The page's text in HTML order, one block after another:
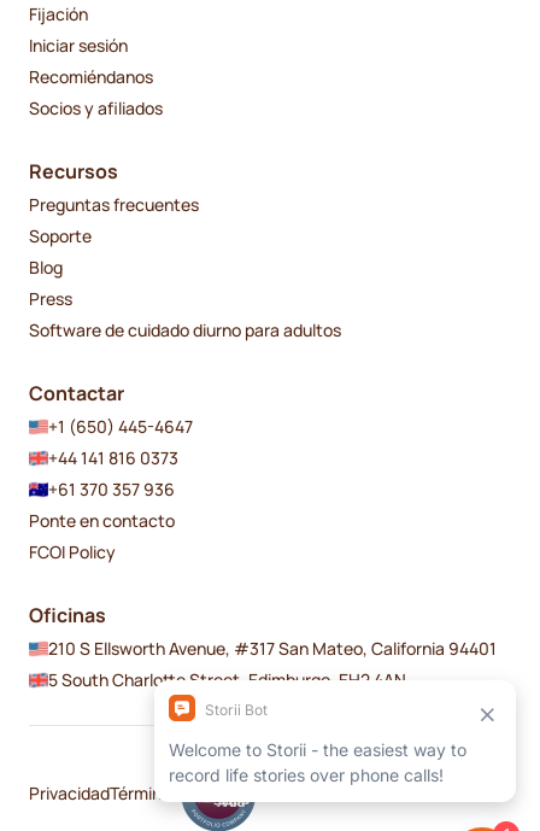
Fijación
Iniciar sesión
Recomiéndanos
Socios y afiliados
Recursos
Preguntas frecuentes
Soporte
Blog
Press
Software de cuidado diurno para adultos
Contactar
+1 (650) 445-4647
+44 141 816 0373
+61 370 357 936
Ponte en contacto
FCOI Policy
Oficinas
210 S Ellsworth Avenue, #317 San Mateo, California 94401
5 South Charlotte Street, Edimburgo, EH2 4AN
PrivacidadTérminos